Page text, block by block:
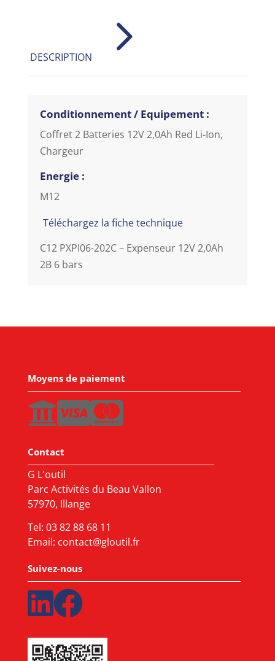
DESCRIPTION 5
Conditionnement / Equipement :
Coffret 2 Batteries 12V 2,0Ah Red Li-Ion,
Chargeur
Energie :
M12
Téléchargez la fiche technique
C12 PXPI06-202C – Expenseur 12V 2,0Ah
2B 6 bars
Moyens de paiement
Contact
G L'outil
Parc Activités du Beau Vallon
57970, Illange
Tel: 03 82 88 68 11
Email: contact@gloutil.fr
Suivez-nous